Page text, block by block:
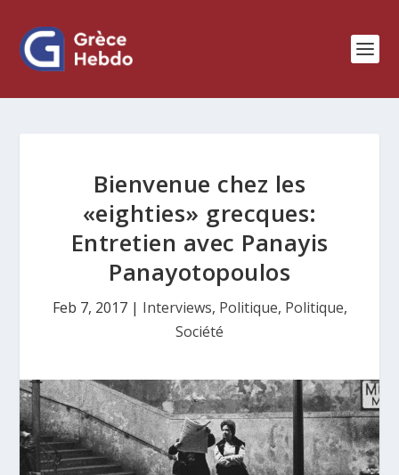
Bienvenue chez les
«eighties» grecques:
Entretien avec Panayis
Panayotopoulos
Feb 7, 2017| Interviews, Politique, Politique,
Société